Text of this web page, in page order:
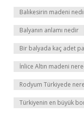
Balıkesirin madeni
Balyanın anlamı nedir
Bir balyada kaç adet
İnlice Altın madeni
Rodyum Türkiyede
Türkiyenin en büyük